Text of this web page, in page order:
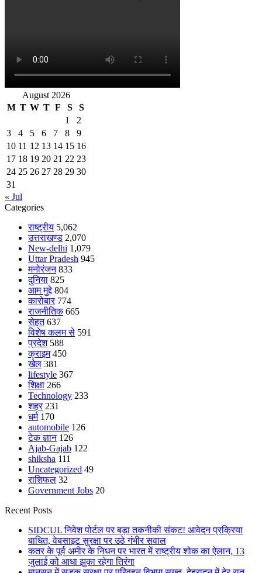
August 2026
M T W T F S
S
1
2
3
4 5 6 7 8
9
10 11 12 13 14 15 16
17 18 19 20 21 22 23
24 25 26 27 28 29 30
31
« Jul
Categories
राष्ट्रीय 5,062
उत्तराखण्ड 2,070
New-delhi 1,079
Uttar Pradesh 945
मनोरंजन 833
दुनिया 825
आम मुद्दे 804
कारोबार 774
राजनीतिक 665
सेहत 637
विशेष कलम से 591
प्रदेश 588
क्राइम 450
खेल 381
lifestyle 367
शिक्षा 266
Technology 233
शहर 231
धर्म 170
automobile 126
टेक ज्ञान 126
Ajab-Gajab 122
shiksha 111
Uncategorized 49
राशिफल 32
Government Jobs 20
Recent Posts
SIDCUL निवेश पोर्टल पर बड़ा तकनीकी संकट! आवेदन प्रक्रिया
बाधित, वेबसाइट सुरक्षा पर उठे गंभीर सवाल
कतर के पूर्व अमीर के निधन पर भारत में राष्ट्रीय शोक का ऐलान, 13
जुलाई को आधा झुका रहेगा तिरंगा